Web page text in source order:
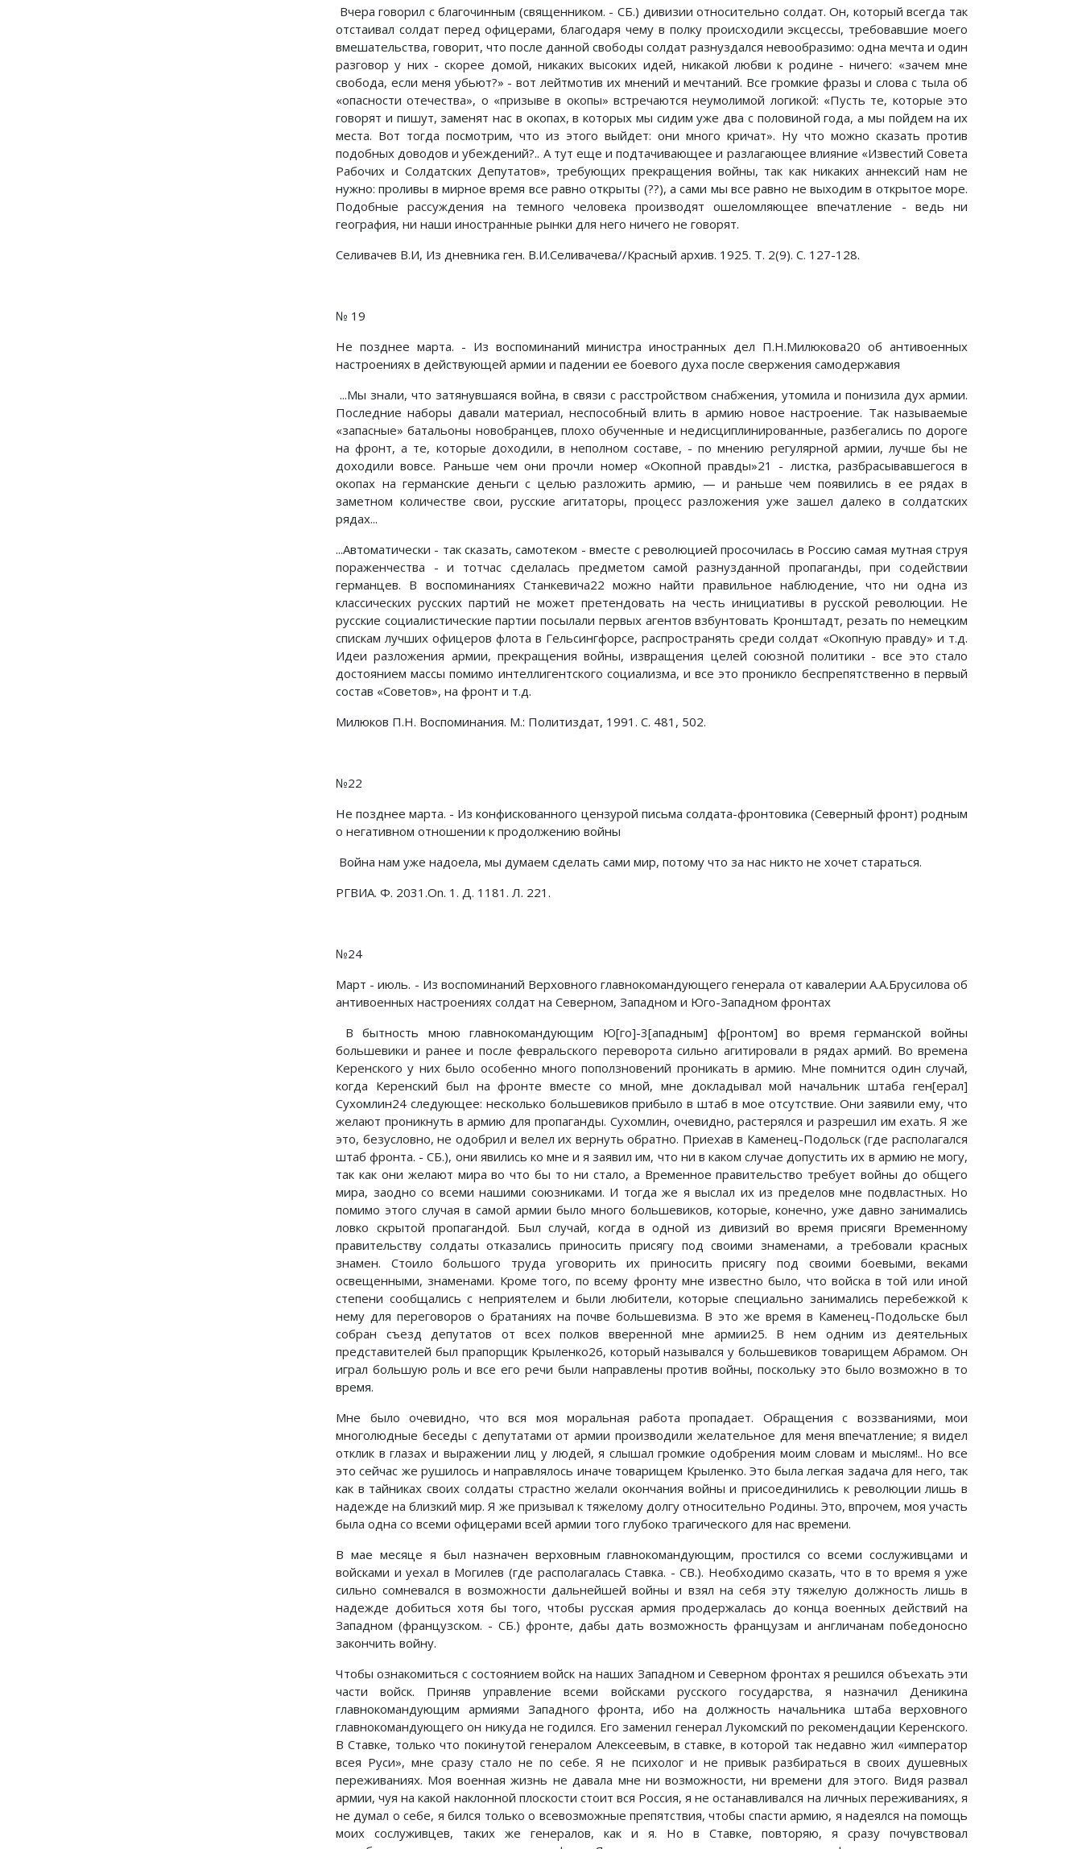
Вчера говорил с благочинным (священником. - СБ.) дивизии относительно солдат. Он, который всегда так
отстаивал солдат перед офицерами, благодаря чему в полку происходили эксцессы, требовавшие моего
вмешательства, говорит, что после данной свободы солдат разнуздался невообразимо: одна мечта и один
разговор у них - скорее домой, никаких высоких идей, никакой любви к родине - ничего: «зачем мне
свобода, если меня убьют?» - вот лейтмотив их мнений и мечтаний. Все громкие фразы и слова с тыла об
«опасности отечества», о «призыве в окопы» встречаются неумолимой логикой: «Пусть те, которые это
говорят и пишут, заменят нас в окопах, в которых мы сидим уже два с половиной года, а мы пойдем на их
места. Вот тогда посмотрим, что из этого выйдет: они много кричат». Ну что можно сказать против
подобных доводов и убеждений?.. А тут еще и подтачивающее и разлагающее влияние «Известий Совета
Рабочих и Солдатских Депутатов», требующих прекращения войны, так как никаких аннексий нам не
нужно: проливы в мирное время все равно открыты (??), а сами мы все равно не выходим в открытое море.
Подобные рассуждения на темного человека производят ошеломляющее впечатление - ведь ни
география, ни наши иностранные рынки для него ничего не говорят.
Селивачев В.И, Из дневника ген. В.И.Селивачева//Красный архив. 1925. Т. 2(9). С. 127-128.
№ 19
Не позднее марта. - Из воспоминаний министра иностранных дел П.Н.Милюкова20 об антивоенных
настроениях в действующей армии и падении ее боевого духа после свержения самодержавия
...Мы знали, что затянувшаяся война, в связи с расстройством снабжения, утомила и понизила дух армии.
Последние наборы давали материал, неспособный влить в армию новое настроение. Так называемые
«запасные» батальоны новобранцев, плохо обученные и недисциплинированные, разбегались по дороге
на фронт, а те, которые доходили, в неполном составе, - по мнению регулярной армии, лучше бы не
доходили вовсе. Раньше чем они прочли номер «Окопной правды»21 - листка, разбрасывавшегося в
окопах на германские деньги с целью разложить армию, — и раньше чем появились в ее рядах в
заметном количестве свои, русские агитаторы, процесс разложения уже зашел далеко в солдатских
рядах...
...Автоматически - так сказать, самотеком - вместе с революцией просочилась в Россию самая мутная струя
пораженчества - и тотчас сделалась предметом самой разнузданной пропаганды, при содействии
германцев. В воспоминаниях Станкевича22 можно найти правильное наблюдение, что ни одна из
классических русских партий не может претендовать на честь инициативы в русской революции. Не
русские социалистические партии посылали первых агентов взбунтовать Кронштадт, резать по немецким
спискам лучших офицеров флота в Гельсингфорсе, распространять среди солдат «Окопную правду» и т.д.
Идеи разложения армии, прекращения войны, извращения целей союзной политики - все это стало
достоянием массы помимо интеллигентского социализма, и все это проникло беспрепятственно в первый
состав «Советов», на фронт и т.д.
Милюков П.Н. Воспоминания. М.: Политиздат, 1991. С. 481, 502.
№22
Не позднее марта. - Из конфискованного цензурой письма солдата-фронтовика (Северный фронт) родным
о негативном отношении к продолжению войны
Война нам уже надоела, мы думаем сделать сами мир, потому что за нас никто не хочет стараться.
РГВИА. Ф. 2031.On. 1. Д. 1181. Л. 221.
№24
Март - июль. - Из воспоминаний Верховного главнокомандующего генерала от кавалерии А.А.Брусилова об
антивоенных настроениях солдат на Северном, Западном и Юго-Западном фронтах
В бытность мною главнокомандующим Ю[го]-3[ападным] ф[ронтом] во время германской войны
большевики и ранее и после февральского переворота сильно агитировали в рядах армий. Во времена
Керенского у них было особенно много поползновений проникать в армию. Мне помнится один случай,
когда Керенский был на фронте вместе со мной, мне докладывал мой начальник штаба ген[ерал]
Сухомлин24 следующее: несколько большевиков прибыло в штаб в мое отсутствие. Они заявили ему, что
желают проникнуть в армию для пропаганды. Сухомлин, очевидно, растерялся и разрешил им ехать. Я же
это, безусловно, не одобрил и велел их вернуть обратно. Приехав в Каменец-Подольск (где располагался
штаб фронта. - СБ.), они явились ко мне и я заявил им, что ни в каком случае допустить их в армию не могу,
так как они желают мира во что бы то ни стало, а Временное правительство требует войны до общего
мира, заодно со всеми нашими союзниками. И тогда же я выслал их из пределов мне подвластных. Но
помимо этого случая в самой армии было много большевиков, которые, конечно, уже давно занимались
ловко скрытой пропагандой. Был случай, когда в одной из дивизий во время присяги Временному
правительству солдаты отказались приносить присягу под своими знаменами, а требовали красных
знамен. Стоило большого труда уговорить их приносить присягу под своими боевыми, веками
освещенными, знаменами. Кроме того, по всему фронту мне известно было, что войска в той или иной
степени сообщались с неприятелем и были любители, которые специально занимались перебежкой к
нему для переговоров о братаниях на почве большевизма. В это же время в Каменец-Подольске был
собран съезд депутатов от всех полков вверенной мне армии25. В нем одним из деятельных
представителей был прапорщик Крыленко26, который назывался у большевиков товарищем Абрамом. Он
играл большую роль и все его речи были направлены против войны, поскольку это было возможно в то
время.
Мне было очевидно, что вся моя моральная работа пропадает. Обращения с воззваниями, мои
многолюдные беседы с депутатами от армии производили желательное для меня впечатление; я видел
отклик в глазах и выражении лиц у людей, я слышал громкие одобрения моим словам и мыслям!.. Но все
это сейчас же рушилось и направлялось иначе товарищем Крыленко. Это была легкая задача для него, так
как в тайниках своих солдаты страстно желали окончания войны и присоединились к революции лишь в
надежде на близкий мир. Я же призывал к тяжелому долгу относительно Родины. Это, впрочем, моя участь
была одна со всеми офицерами всей армии того глубоко трагического для нас времени.
В мае месяце я был назначен верховным главнокомандующим, простился со всеми сослуживцами и
войсками и уехал в Могилев (где располагалась Ставка. - СВ.). Необходимо сказать, что в то время я уже
сильно сомневался в возможности дальнейшей войны и взял на себя эту тяжелую должность лишь в
надежде добиться хотя бы того, чтобы русская армия продержалась до конца военных действий на
Западном (французском. - СБ.) фронте, дабы дать возможность французам и англичанам победоносно
закончить войну.
Чтобы ознакомиться с состоянием войск на наших Западном и Северном фронтах я решился объехать эти
части войск. Приняв управление всеми войсками русского государства, я назначил Деникина
главнокомандующим армиями Западного фронта, ибо на должность начальника штаба верховного
главнокомандующего он никуда не годился. Его заменил генерал Лукомский по рекомендации Керенского.
В Ставке, только что покинутой генералом Алексеевым, в ставке, в которой так недавно жил «император
всея Руси», мне сразу стало не по себе. Я не психолог и не привык разбираться в своих душевных
переживаниях. Моя военная жизнь не давала мне ни возможности, ни времени для этого. Видя развал
армии, чуя на какой наклонной плоскости стоит вся Россия, я не останавливался на личных переживаниях, я
не думал о себе, я бился только о всевозможные препятствия, чтобы спасти армию, я надеялся на помощь
моих сослуживцев, таких же генералов, как и я. Но в Ставке, повторяю, я сразу почувствовал